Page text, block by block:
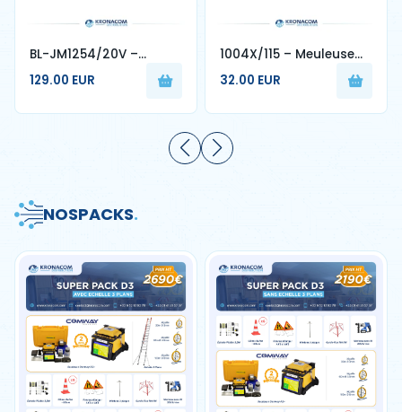
BL-JM1254/20V –
Meuleuse Sans Fil 20V
4.0Ah Disque 125 mm
129.00 EUR
1004X/115 – Meuleuse
d’Angle 850W Disque 115
mm - 4MPRO
32.00 EUR
NOSPACKS.